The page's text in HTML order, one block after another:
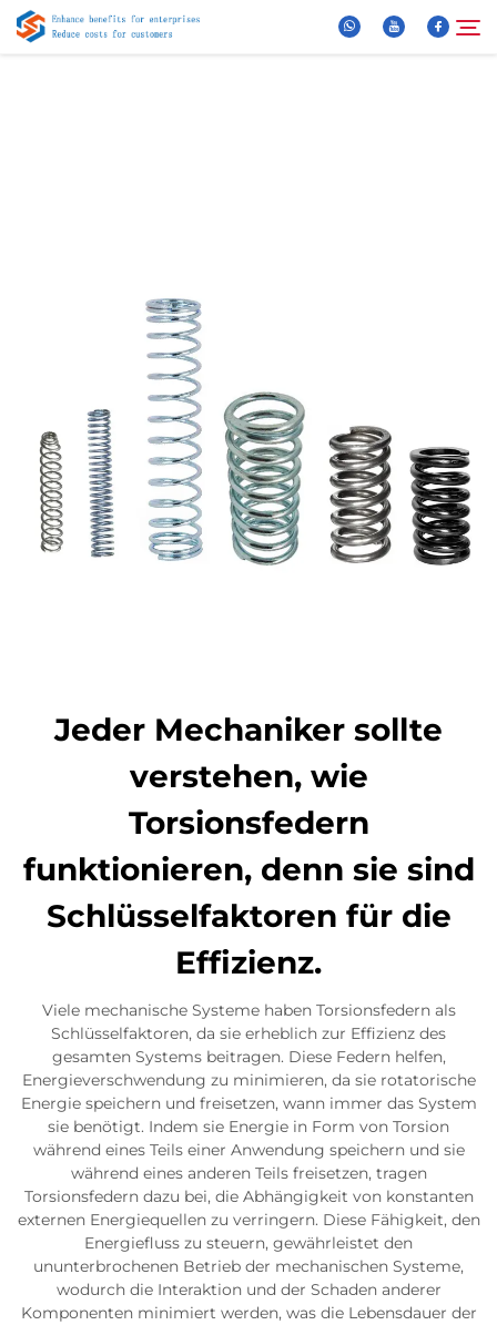
Kontaktieren Sie uns
Jeder Mechaniker sollte
verstehen, wie
Torsionsfedern
funktionieren, denn sie sind
Schlüsselfaktoren für die
Effizienz.
Viele mechanische Systeme haben Torsionsfedern als
Schlüsselfaktoren, da sie erheblich zur Effizienz des
gesamten Systems beitragen. Diese Federn helfen,
Energieverschwendung zu minimieren, da sie rotatorische
Energie speichern und freisetzen, wann immer das System
sie benötigt. Indem sie Energie in Form von Torsion
während eines Teils einer Anwendung speichern und sie
während eines anderen Teils freisetzen, tragen
Torsionsfedern dazu bei, die Abhängigkeit von konstanten
externen Energiequellen zu verringern. Diese Fähigkeit, den
Energiefluss zu steuern, gewährleistet den
ununterbrochenen Betrieb der mechanischen Systeme,
wodurch die Interaktion und der Schaden anderer
Komponenten minimiert werden, was die Lebensdauer der